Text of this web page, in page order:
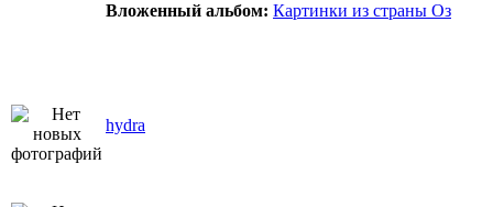
Вложенный альбом: Картинки из страны Оз
hydra